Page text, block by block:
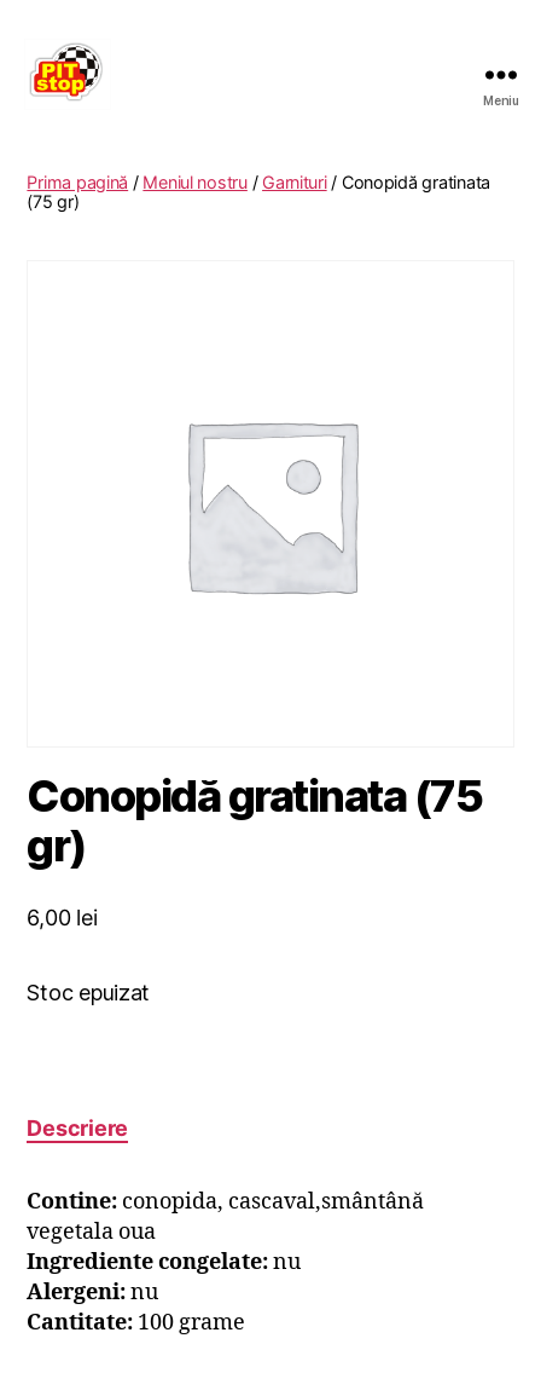
RASNOV
Meniu
Prima pagină / Meniul nostru/ Garnituri/ Conopidă gratinata
(75 gr)
Conopidă gratinata (75
gr)
6,00 lei
Stoc epuizat
Descriere
Contine: conopida, cascaval,smântână
vegetala oua
Ingrediente congelate:nu
Alergeni:nu
Cantitate: 100 grame